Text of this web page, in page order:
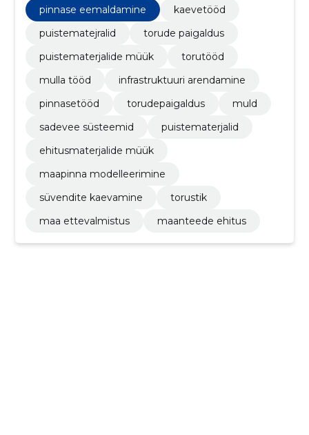
pinnase eemaldamine
kaevetööd
puistematejralid
torude paigaldus
puistematerjalide müük
torutööd
mulla tööd
infrastruktuuri arendamine
pinnasetööd
torudepaigaldus
muld
sadevee süsteemid
puistematerjalid
ehitusmaterjalide müük
maapinna modelleerimine
süvendite kaevamine
torustik
maa ettevalmistus
maanteede ehitus